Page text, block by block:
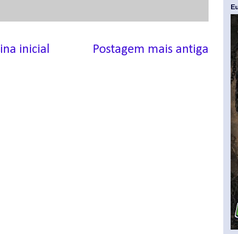
Postagem mais antiga
inicial